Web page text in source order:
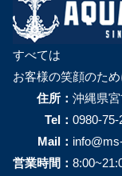
すべては
お客様の笑顔のため
住所： 沖縄県
Tel： 0980-75-
Mail：
営業時間：